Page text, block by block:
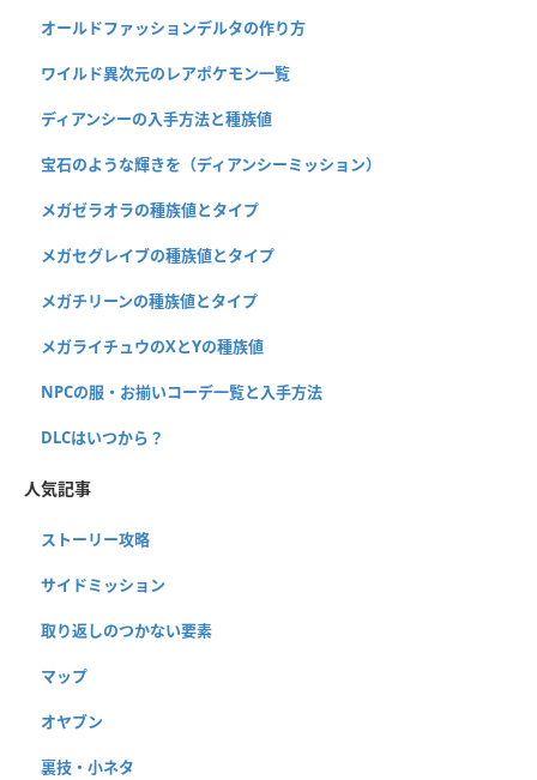
オールドファッションデルタの作り方
ワイルド異次元のレアポケモン一覧
ディアンシーの入手方法と種族値
宝石のような輝きを（ディアンシーミッション）
メガゼラオラの種族値とタイプ
メガセグレイブの種族値とタイプ
メガチリーンの種族値とタイプ
メガライチュウのXとYの種族値
NPCの服・お揃いコーデ一覧と入手方法
DLCはいつから？
人気記事
ストーリー攻略
サイドミッション
取り返しのつかない要素
マップ
オヤブン
裏技・小ネタ